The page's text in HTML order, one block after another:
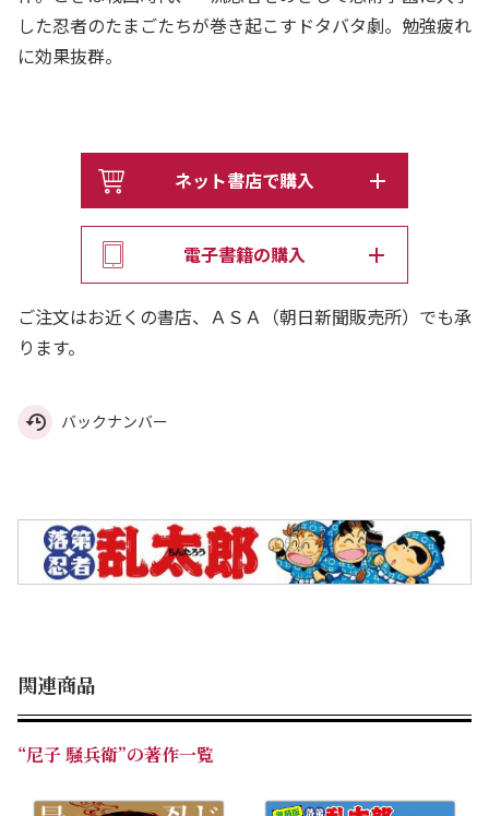
した忍者のたまごたちが巻き起こすドタバタ劇。勉強疲れ
に効果抜群。
ネット書店で購入
電子書籍の購入
ご注文はお近くの書店、ＡＳＡ（朝日新聞販売所）でも承
ります。
バックナンバー
関連商品
“尼子 騒兵衛”の著作一覧